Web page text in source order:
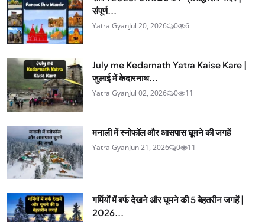
संपूर्ण...
Yatra GyanJul 20, 2026 0 6
July me Kedarnath Yatra Kaise Kare |
जुलाई में केदारनाथ...
Yatra GyanJul 02, 2026 0 11
मनाली में स्नोफॉल और आसपास घूमने की जगहें
Yatra GyanJun 21, 2026 0 11
गर्मियों में बर्फ देखने और घूमने की 5 बेहतरीन जगहें |
2026...